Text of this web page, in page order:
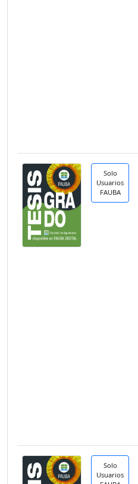
Solo
Usuarios
FAUBA
Solo
Usuarios